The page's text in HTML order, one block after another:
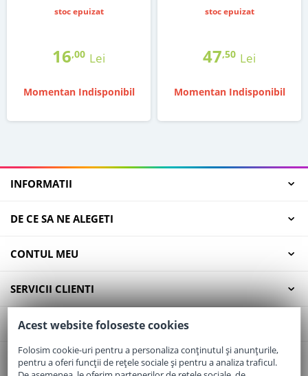
stoc epuizat
16,00 Lei
Momentan Indisponibil
stoc epuizat
47,50 Lei
Momentan Indisponibil
INFORMATII
DE CE SA NE ALEGETI
CONTUL MEU
SERVICII CLIENTI
CONTACT
Email:office@elaptepraf.ro
Acest website foloseste cookies
Folosim cookie-uri pentru a personaliza conținutul și anunțurile,
pentru a oferi funcții de rețele sociale și pentru a analiza traficul.